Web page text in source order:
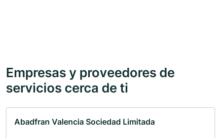
Empresas y proveedores de
servicios cerca de ti
Abadfran Valencia Sociedad Limitada